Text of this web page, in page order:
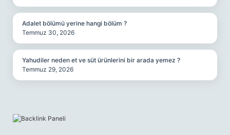
Adalet bölümü yerine hangi bölüm ?
Temmuz 30, 2026
Yahudiler neden et ve süt ürünlerini bir arada yemez ?
Temmuz 29, 2026